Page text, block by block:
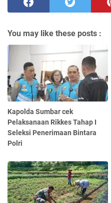
You may like these posts :
Kapolda Sumbar cek
Pelaksanaan Rikkes Tahap I
Seleksi Penerimaan Bintara
Polri